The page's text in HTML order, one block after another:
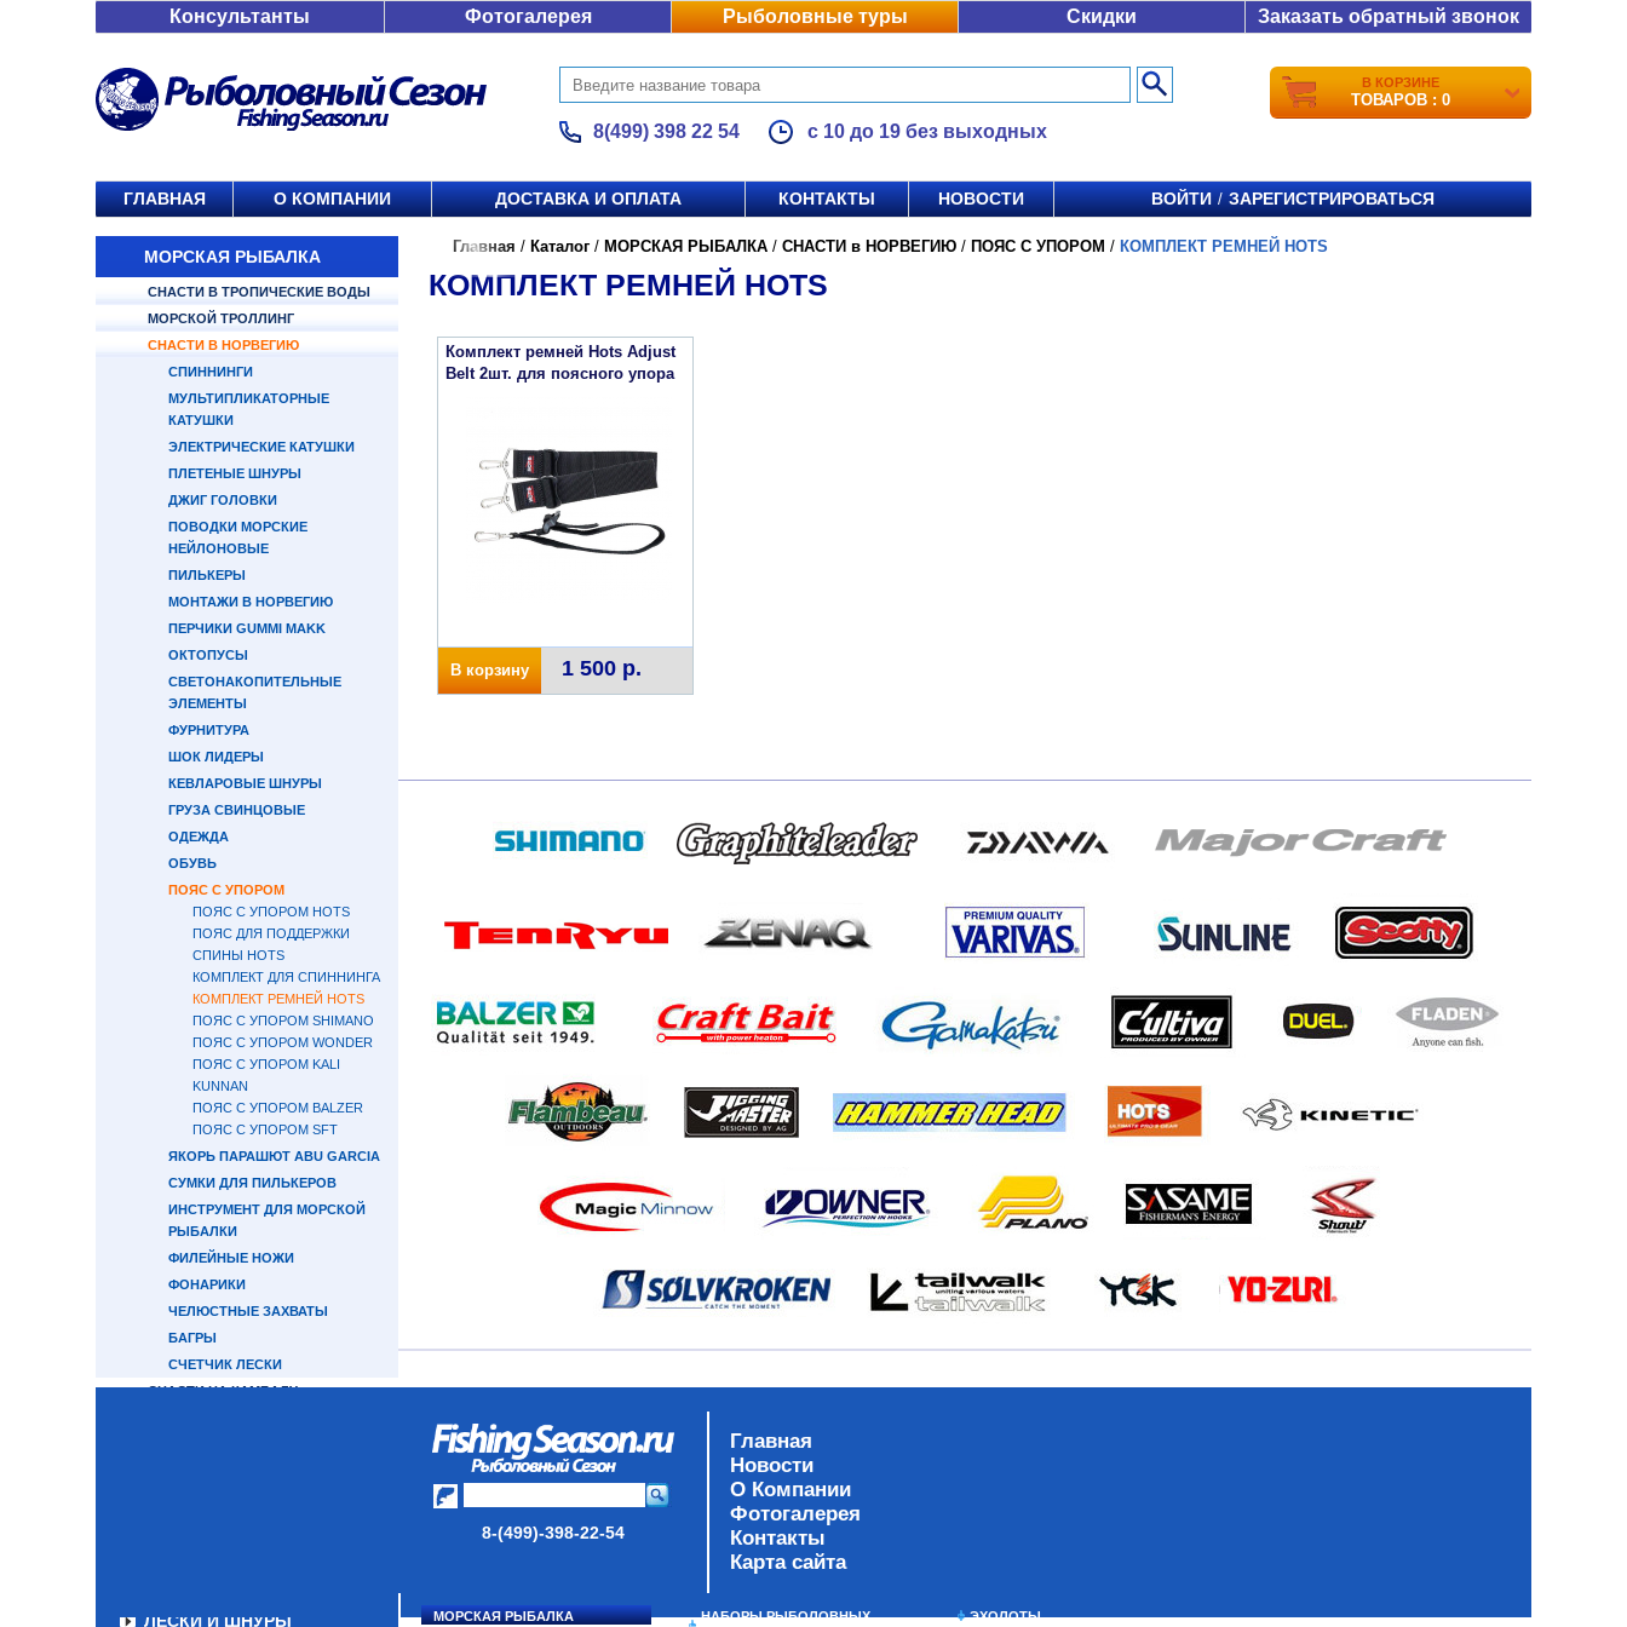
Консультанты Фотогалерея Рыболовные туры Скидки Заказать обратный звонок
8(499) 398 22 54 с 10 до 19 без выходных
В КОРЗИНЕ
ТОВАРОВ : 0
ГЛАВНАЯ О КОМПАНИИ ДОСТАВКА И ОПЛАТА КОНТАКТЫ НОВОСТИ ВОЙТИ / ЗАРЕГИСТРИРОВАТЬСЯ
МОРСКАЯ РЫБАЛКА
СНАСТИ В ТРОПИЧЕСКИЕ ВОДЫ
МОРСКОЙ ТРОЛЛИНГ
СНАСТИ В НОРВЕГИЮ
СПИННИНГИ
МУЛЬТИПЛИКАТОРНЫЕ
КАТУШКИ
ЭЛЕКТРИЧЕСКИЕ КАТУШКИ
ПЛЕТЕНЫЕ ШНУРЫ
ДЖИГ ГОЛОВКИ
ПОВОДКИ МОРСКИЕ
НЕЙЛОНОВЫЕ
ПИЛЬКЕРЫ
МОНТАЖИ В НОРВЕГИЮ
ПЕРЧИКИ GUMMI MAKK
ОКТОПУСЫ
СВЕТОНАКОПИТЕЛЬНЫЕ
ЭЛЕМЕНТЫ
ФУРНИТУРА
ШОК ЛИДЕРЫ
КЕВЛАРОВЫЕ ШНУРЫ
ГРУЗА СВИНЦОВЫЕ
ОДЕЖДА
ОБУВЬ
ПОЯС С УПОРОМ
ПОЯС С УПОРОМ HOTS
ПОЯС ДЛЯ ПОДДЕРЖКИ
СПИНЫ HOTS
КОМПЛЕКТ ДЛЯ СПИННИНГА
КОМПЛЕКТ РЕМНЕЙ HOTS
ПОЯС С УПОРОМ SHIMANO
ПОЯС С УПОРОМ WONDER
ПОЯС С УПОРОМ KALI
KUNNAN
ПОЯС С УПОРОМ BALZER
ПОЯС С УПОРОМ SFT
ЯКОРЬ ПАРАШЮТ ABU GARCIA
СУМКИ ДЛЯ ПИЛЬКЕРОВ
ИНСТРУМЕНТ ДЛЯ МОРСКОЙ
РЫБАЛКИ
ФИЛЕЙНЫЕ НОЖИ
ФОНАРИКИ
ЧЕЛЮСТНЫЕ ЗАХВАТЫ
БАГРЫ
СЧЕТЧИК ЛЕСКИ
СНАСТИ НА КАМБАЛУ
ЛЕСКИ И ШНУРЫ
Главная / Каталог / МОРСКАЯ РЫБАЛКА / СНАСТИ в НОРВЕГИЮ / ПОЯС С УПОРОМ / КОМПЛЕКТ РЕМНЕЙ HOTS
КОМПЛЕКТ РЕМНЕЙ HOTS
Комплект ремней Hots Adjust
Belt 2шт. для поясного упора
В корзину 1 500 р.
8-(499)-398-22-54
Главная
Новости
О Компании
Фотогалерея
Контакты
Карта сайта
МОРСКАЯ РЫБАЛКА
НАБОРЫ РЫБОЛОВНЫХ
ЭХОЛОТЫ